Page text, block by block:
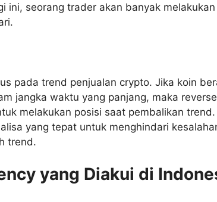
ini, seorang trader akan banyak melakukan
pada trend penjualan crypto. Jika koin
jangka waktu yang panjang, maka reverse
melakukan posisi saat pembalikan trend.
yang tepat untuk menghindari
trend.
yang Diakui di